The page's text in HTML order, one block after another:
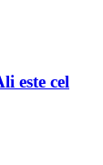
este cel